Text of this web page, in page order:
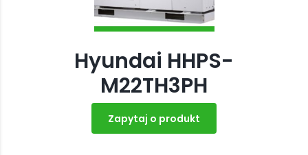
Hyundai HHPS-
M22TH3PH
Zapytaj o produkt